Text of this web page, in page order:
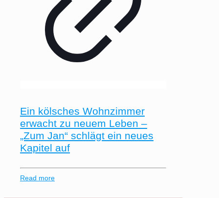
Ein kölsches Wohnzimmer
erwacht zu neuem Leben –
„Zum Jan“ schlägt ein neues
Kapitel auf
Read more